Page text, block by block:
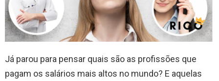
Já parou para pensar quais são as profissões que
pagam os salários mais altos no mundo? E aquelas